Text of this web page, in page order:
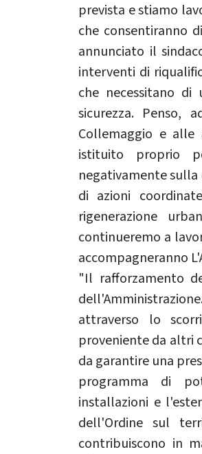
prevista e stiamo
che consentiranno
annunciato il
interventi di
che necessitano
sicurezza. Penso,
Collemaggio e
istituito proprio
negativamente
di azioni
rigenerazione
continueremo a
accompagneranno
"Il rafforzamento
attraverso lo
proveniente da altri
da garantire una
programma di
installazioni e
dell'Ordine sul
contribuiscono in